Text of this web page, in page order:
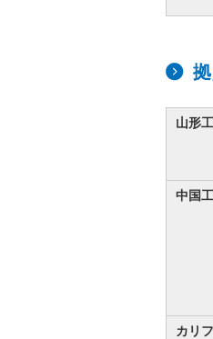
山形
中国
カリ